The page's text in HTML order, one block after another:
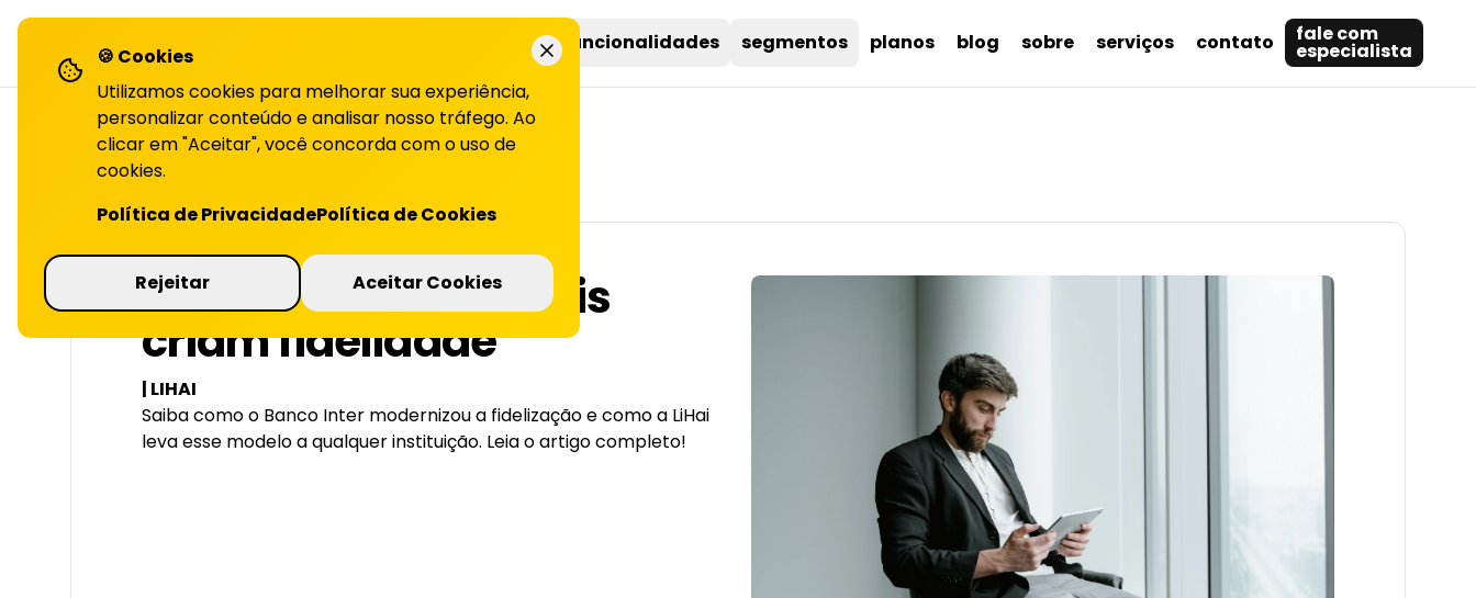
soluções funcionalidades segmentos planos blog sobre serviços contato fale com
especialista
VOLTAR PARA O BLOG
Como bancos digitais
criam fidelidade
| LIHAI
Saiba como o Banco Inter modernizou a fidelização e como a LiHai
leva esse modelo a qualquer instituição. Leia o artigo completo!
🍪 Cookies
Utilizamos cookies para melhorar sua experiência,
personalizar conteúdo e analisar nosso tráfego. Ao
clicar em "Aceitar", você concorda com o uso de
cookies.
Política de PrivacidadePolítica de Cookies
Rejeitar Aceitar Cookies